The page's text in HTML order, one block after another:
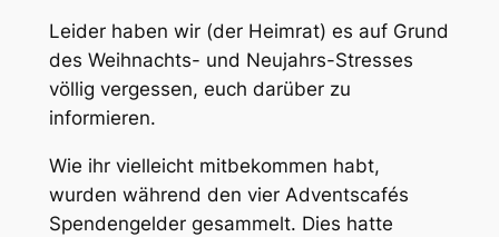
Leider haben wir (der Heimrat) es auf Grund
des Weihnachts- und Neujahrs-Stresses
völlig vergessen, euch darüber zu
informieren.
Wie ihr vielleicht mitbekommen habt,
wurden während den vier Adventscafés
Spendengelder gesammelt. Dies hatte